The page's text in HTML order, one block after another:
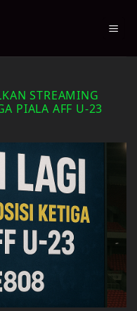
STREAMING
PIALA AFF U-23